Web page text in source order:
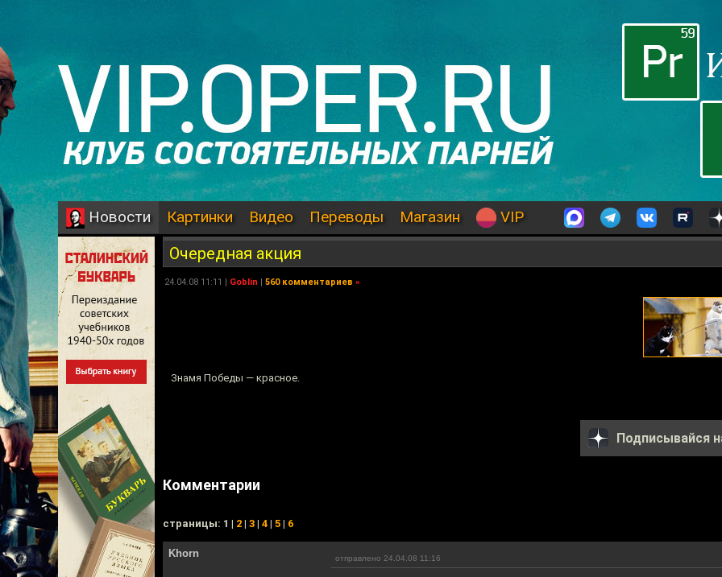
Новости Картинки Видео Переводы Магазин VIP
Очередная акция
24.04.08 11:11 | Goblin | 560 комментариев »
Знамя Победы — красное.
Подписывайся
Комментарии
cтраницы: 1 | 2 | 3 | 4 | 5 | 6
Khorn отправлено 24.04.08 11:16